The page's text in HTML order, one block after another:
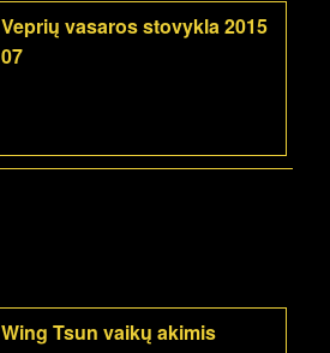
Veprių vasaros stovykla 2015
07
Wing Tsun vaikų akimis